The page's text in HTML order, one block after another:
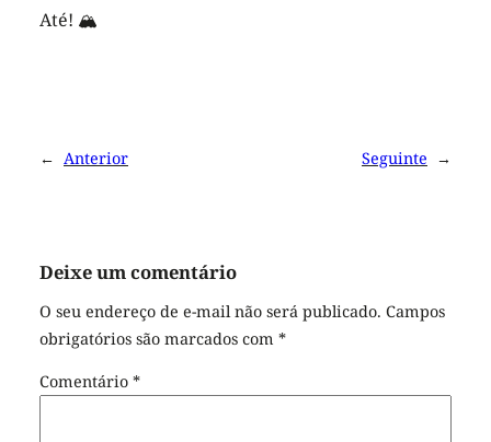
Até! 🏔
← Anterior Seguinte →
Deixe um comentário
O seu endereço de e-mail não será publicado. Campos
obrigatórios são marcados com *
Comentário *